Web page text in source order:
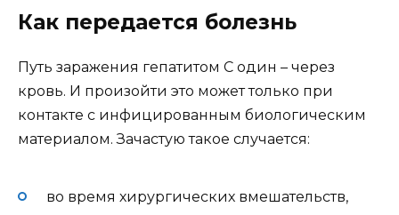
Как передается болезнь
Путь заражения гепатитом С один – через
кровь. И произойти это может только при
контакте с инфицированным биологическим
материалом. Зачастую такое случается:
во время хирургических вмешательств,